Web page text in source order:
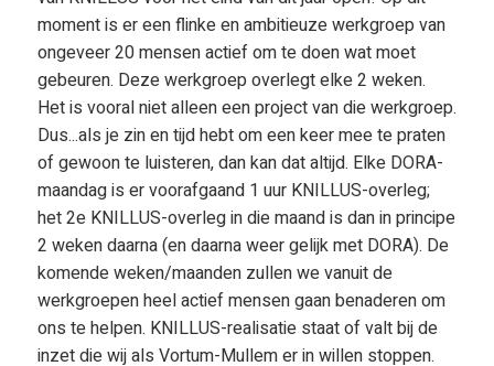
moment is er een flinke en ambitieuze werkgroep van
ongeveer 20 mensen actief om te doen wat moet
gebeuren. Deze werkgroep overlegt elke 2 weken.
Het is vooral niet alleen een project van die werkgroep.
Dus...als je zin en tijd hebt om een keer mee te praten
of gewoon te luisteren, dan kan dat altijd. Elke DORA-
maandag is er voorafgaand 1 uur KNILLUS-overleg;
het 2e KNILLUS-overleg in die maand is dan in principe
2 weken daarna (en daarna weer gelijk met DORA). De
komende weken/maanden zullen we vanuit de
werkgroepen heel actief mensen gaan benaderen om
ons te helpen. KNILLUS-realisatie staat of valt bij de
inzet die wij als Vortum-Mullem er in willen stoppen.